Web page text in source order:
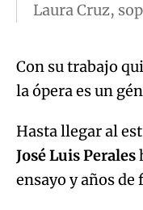
Laura Cruz,
Con su trabajo
la ópera es un
Hasta llegar al
José Luis Perales
ensayo y años